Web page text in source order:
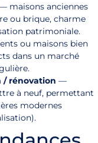
maisons anciennes
ou brique, charme
patrimoniale.
ou maisons bien
dans un marché
/ rénovation —
à neuf, permettant
modernes